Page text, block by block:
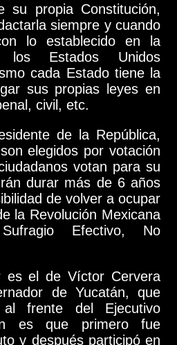
su propia Constitución,
siempre y cuando
lo establecido en la
los Estados Unidos
cada Estado tiene la
sus propias leyes en
civil, etc.
de la República,
elegidos por votación
votan para su
durar más de 6 años
de volver a ocupar
la Revolución Mexicana
Efectivo, No
es el de Víctor Cervera
de Yucatán, que
frente del Ejecutivo
es que primero fue
y después participó en